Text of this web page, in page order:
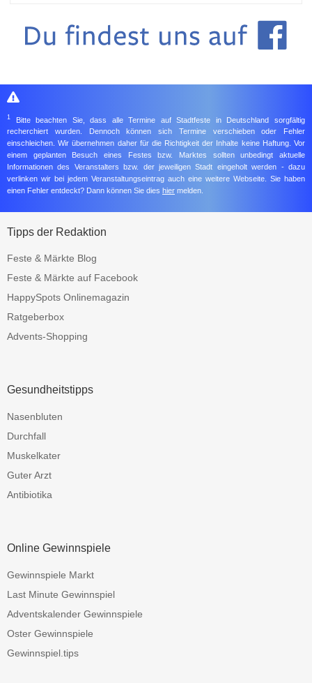
1
Bitte beachten Sie, dass alle Termine auf Stadtfeste in Deutschland sorgfältig
recherchiert wurden. Dennoch können sich Termine verschieben oder Fehler
einschleichen. Wir übernehmen daher für die Richtigkeit der Inhalte keine Haftung. Vor
einem geplanten Besuch eines Festes bzw. Marktes sollten unbedingt aktuelle
Informationen des Veranstalters bzw. der jeweiligen Stadt eingeholt werden - dazu
verlinken wir bei jedem Veranstaltungseintrag auch eine weitere Webseite. Sie haben
einen Fehler entdeckt? Dann können Sie dies hier melden.
Tipps der Redaktion
Feste & Märkte Blog
Feste & Märkte auf Facebook
HappySpots Onlinemagazin
Ratgeberbox
Advents-Shopping
Gesundheitstipps
Nasenbluten
Durchfall
Muskelkater
Guter Arzt
Antibiotika
Online Gewinnspiele
Gewinnspiele Markt
Last Minute Gewinnspiel
Adventskalender Gewinnspiele
Oster Gewinnspiele
Gewinnspiel.tips